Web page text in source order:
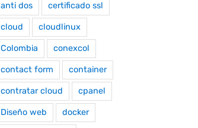
anti dos certificado ssl
cloud cloudlinux
Colombia conexcol
contact form container
contratar cloud cpanel
Diseño web docker